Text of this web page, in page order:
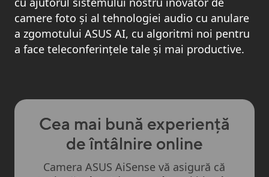
camere foto și al tehnologiei audio cu anulare
a zgomotului ASUS AI, cu algoritmi noi pentru
a face teleconferințele tale și mai productive.
Cea mai bună experiență
de întâlnire online
Camera ASUS AiSense vă asigură că